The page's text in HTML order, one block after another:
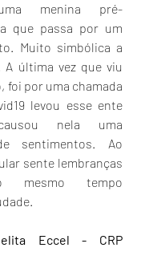
menina pré-
que passa por um
Muito simbólica a
A última vez que viu
foi por uma chamada
levou esse ente
nela uma
sentimentos. Ao
sente lembranças
tempo
Eccel - CRP